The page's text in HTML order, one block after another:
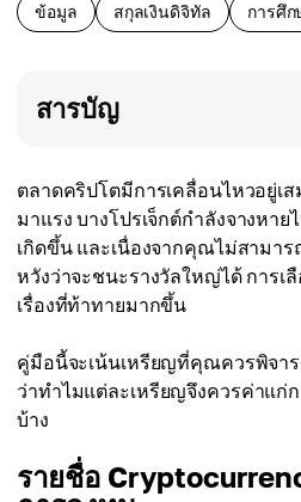
ข้อมูล สกุลเงินดิจิทัล การศึก
สารบัญ
ตลาดคริปโตมีการเคลื่อนไหวอยู่เส
มาแรง บางโปรเจ็กต์กำลังจางหา
เกิดขึ้น และเนื่องจากคุณไม่สามาร
หวังว่าจะชนะรางวัลใหญ่ได้ การเ
เรื่องที่ท้าทายมากขึ้น
คู่มือนี้จะเน้นเหรียญที่คุณควรพิจา
ว่าทำไมแต่ละเหรียญจึงควรค่าแก่
บ้าง
รายชื่อ